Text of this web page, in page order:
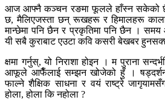
आज आफ्नै कञ्चन रङमा फूलले हाँस्न सकेको
छ, मैलिएजस्ता छन् रूखहरू र हिमालहरू
मान्छेमा पनि छैन र प्रकृतिमा पनि छैन ।
यी सबै कुराबाट एउटा कवि कसरी बेखबर
क्षमा गर्नुस्, यो निराशा होइन । म पुराना
आफूले आफैँलाई सम्झन खोजेको हुँ । षड्दर्शन,
फाल्ने शैक्षिक साधना र वयं राष्ट्रे
होला, होला कि नहोला ?